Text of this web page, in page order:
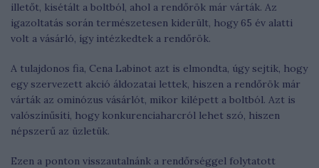
illetőt, kisétált a boltból, ahol a rendőrök már várták. Az
igazoltatás során természetesen kiderült, hogy 65 év alatti
volt a vásárló, így intézkedtek a rendőrök.
A tulajdonos fia, Cena Labinot azt is elmondta, úgy sejtik, hogy
egy szervezett akció áldozatai lettek, hiszen a rendőrök már
várták az ominózus vásárlót, mikor kilépett a boltból. Azt is
valószínűsíti, hogy konkurenciaharcról lehet szó, hiszen
népszerű az üzletük.
Ezen a ponton visszautalnánk a rendőrséggel folytatott